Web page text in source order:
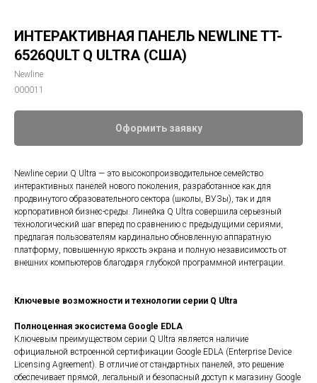
ИНТЕРАКТИВНАЯ ПАНЕЛЬ NEWLINE TT-
6526QULT Q ULTRA (США)
Newline
000011
Оформить заявку
Newline серии Q Ultra — это высокопроизводительное семейство
интерактивных панелей нового поколения, разработанное как для
продвинутого образовательного сектора (школы, ВУЗы), так и для
корпоративной бизнес-среды. Линейка Q Ultra совершила серьезный
технологический шаг вперед по сравнению с предыдущими сериями,
предлагая пользователям кардинально обновленную аппаратную
платформу, повышенную яркость экрана и полную независимость от
внешних компьютеров благодаря глубокой программной интеграции.
Ключевые возможности и технологии серии Q Ultra
Полноценная экосистема Google EDLA
Ключевым преимуществом серии Q Ultra является наличие
официальной встроенной сертификации Google EDLA (Enterprise Device
Licensing Agreement). В отличие от стандартных панелей, это решение
обеспечивает прямой, легальный и безопасный доступ к магазину Google